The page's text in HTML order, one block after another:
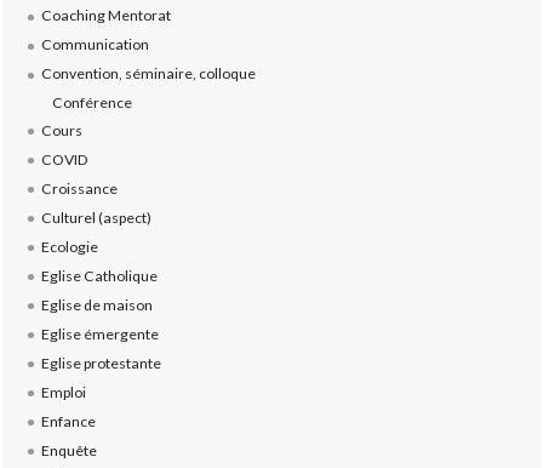
Coaching Mentorat
Communication
Convention, séminaire, colloque
Conférence
Cours
COVID
Croissance
Culturel (aspect)
Ecologie
Eglise Catholique
Eglise de maison
Eglise émergente
Eglise protestante
Emploi
Enfance
Enquête